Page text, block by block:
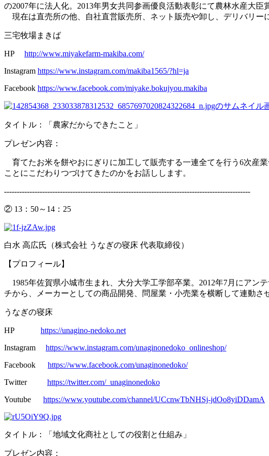
の2007年に法人化。2013年男女共同参画優良活動表彰にて農林水産大臣
現在は直売所の他、自社直営販売所、ネット販売や卸し、デリバリー
三宅牧場まきば
HP http://www.miyakefarm-makiba.com/
Instagram https://www.instagram.com/makiba1565/?hl=ja
Facebook https://www.facebook.com/miyake.bokujyou.makiba
タイトル：「農家だからできたこと」
プレゼン内容：
育てたお米を餅やおにぎりに加工して販売する一連全てを行う6次産
ことにこだわりつづけてきたのかをお話しします。
-------------------------------------------------------------------------------------------------
② 13：50～14：25
白水 高広氏（株式会社 うなぎの寝床 代表取締役）
【プロフィール】
1985年佐賀県小城市生まれ、大分大学工学部卒業。2012年7月にアン
チから、メーカーとしての商品開発、問屋業・小売業を横断して連動さ
うなぎの寝床
HP https://unagino-nedoko.net
Instagram https://www.instagram.com/unaginonedoko_onlineshop/
Facebook https://www.facebook.com/unaginonedoko/
Twitter https://twitter.com/_unaginonedoko
Youtube https://www.youtube.com/channel/UCcnwTbNHSj-jdOo8yiDDamA
タイトル：「地域文化商社としての役割と仕組み」
プレゼン内容：